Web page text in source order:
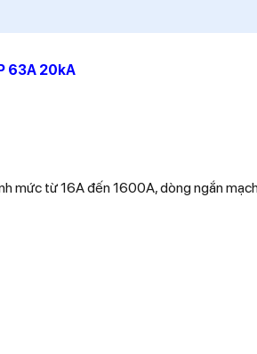
63A 20kA
mức từ 16A đến 1600A, dòng ngắn